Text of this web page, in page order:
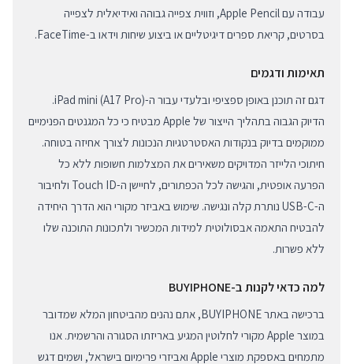
עבודה עם Apple Pencil, וזווית צפייה גבוהה ואידיאלית לצפייה
בסרטים, קריאת ספרים דיגיטליים או ביצוע שיחות וידאו ב-FaceTime.
תאימות ודגמים
דגם זה תוכנן באופן ספציפי ובלעדי עבור ה-iPad mini (A17 Pro).
הדיוק הגבוה בתהליך הייצור של Apple מבטיח כי כל המגנטים הפנימיים
ממוקמים בדיוק בנקודות האסטרטגיות הנכונות לצורך אחיזה בטוחה.
חיתוכי הלייזר המדויקים משאירים את המצלמות חשופות ללא כל
הפרעה אופטית, והגישה לכל הכפתורים, לחיישן ה-Touch ID ולחיבור
ה-USB-C נותרת קלה ונגישה. שימוש באביזר מקורי הוא הדרך היחידה
להבטיח התאמה אבסולוטית למידות המכשיר ולתכונות התוכנה שלו
ללא פשרות.
למה כדאי לקנות ב-BUYIPHONE
ברכישה באתר BUYIPHONE, אתם נהנים מהביטחון המלא שמדובר
במוצר Apple מקורי לחלוטין המגיע באריזתו הסגורה והרשמית. אנו
מתמחים באספקת מוצרי Apple ואביזרי פרימיום בישראל, ושמים דגש